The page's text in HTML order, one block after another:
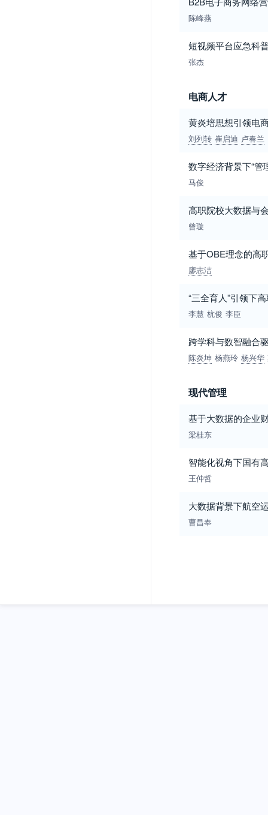
陈峰燕
短视频平台应急科
张杰
电商人才
黄炎培思想引领电
刘列转 崔启迪 卢春兰
数字经济背景下“管
马俊
高职院校大数据与
曾璇
基于OBE理念的高
廖志洁
“三全育人”引领下
李慧 杭俊 李臣
跨学科与数智融合
陈炎坤 杨燕玲 杨兴华
现代管理
基于大数据的企业
梁桂东
智能化视角下国有
王仲哲
大数据背景下航空
曹昌奉